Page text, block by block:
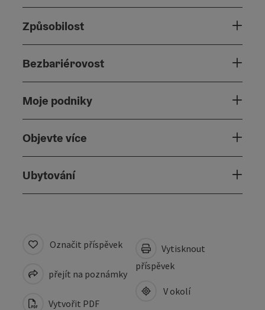
Způsobilost
Bezbariérovost
Moje podniky
Objevte více
Ubytování
Označit příspěvek
přejít na poznámky
Vytvořit PDF
Vytisknout
příspěvek
V okolí